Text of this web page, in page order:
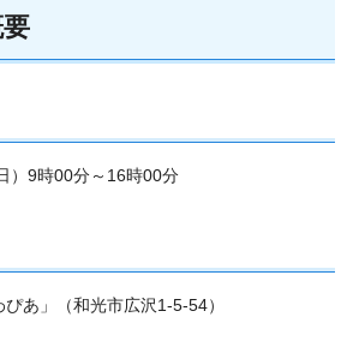
）9時00分～16時00分
あ」（和光市広沢1-5-54）